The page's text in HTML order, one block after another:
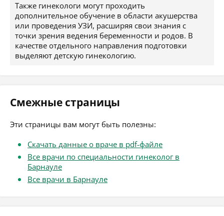
Также гинекологи могут проходить
дополнительное обучение в области акушерства
или проведения УЗИ, расширяя свои знания с
точки зрения ведения беременности и родов. В
качестве отдельного направления подготовки
выделяют детскую гинекологию.
Смежные страницы
Эти страницы вам могут быть полезны:
Скачать данные о враче в pdf-файле
Все врачи по специальности гинеколог в
Барнауле
Все врачи в Барнауле